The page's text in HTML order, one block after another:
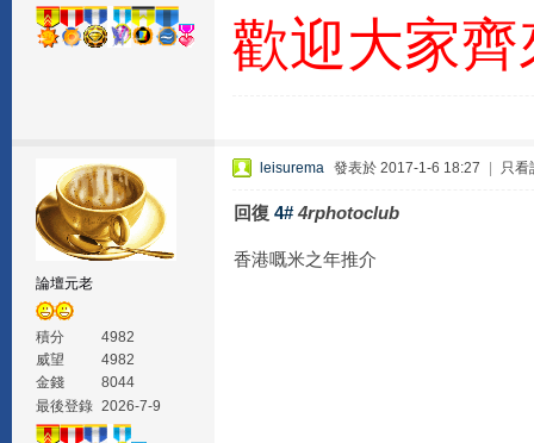
歡迎大家
論壇元老
積分
4982
威望
4982
金錢
8044
最後登錄 2026-7-9
leisurema 發表於 2017-1-6 18:27 只看
回復 4# 4rphotoclub
香港嘅米之年推介